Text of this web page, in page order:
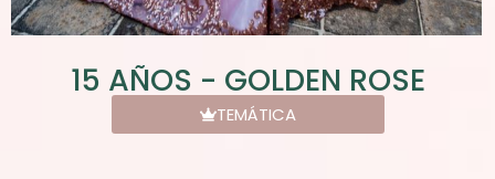
15 AÑOS - GOLDEN ROSE
TEMÁTICA